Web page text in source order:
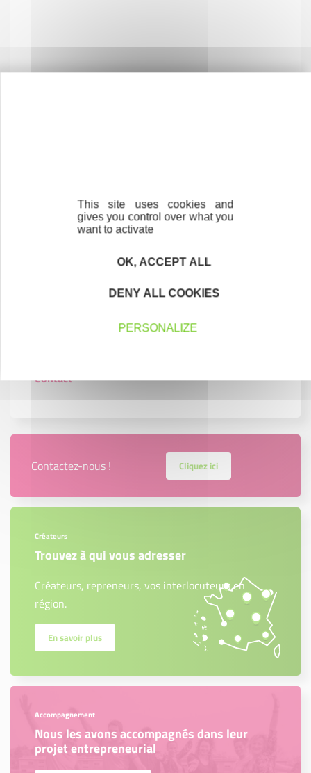
Mon kit entrepreneur . appli mobile
Mon kit entrepreneur . podcasts
Mat'IN &'co : les indispensables à connaitre avant
Contact
Contactez-nous ! Cliquez ici
Créateurs
Trouvez à qui vous adresser
Créateurs, repreneurs, vos interlocuteurs en
région.
En savoir plus
Accompagnement
Nous les avons accompagnés dans leur
projet entrepreneurial
This site uses cookies and
gives you control over what you
want to activate
OK, ACCEPT ALL
DENY ALL COOKIES
PERSONALIZE